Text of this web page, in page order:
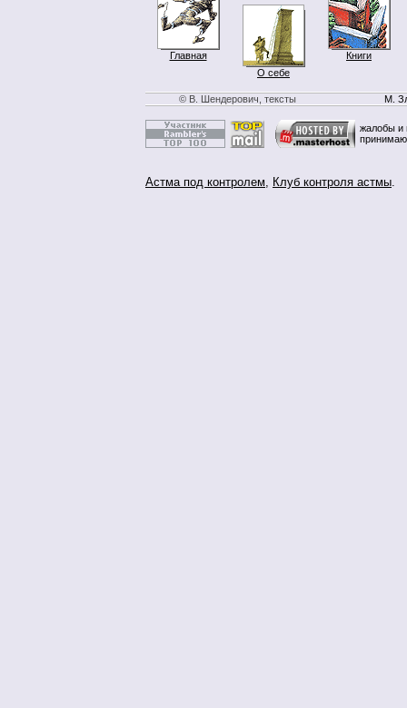
Главная
О себе
Книги
© В. Шендерович, тексты М.
жалобы и
Астма под контролем, Клуб контроля астмы.